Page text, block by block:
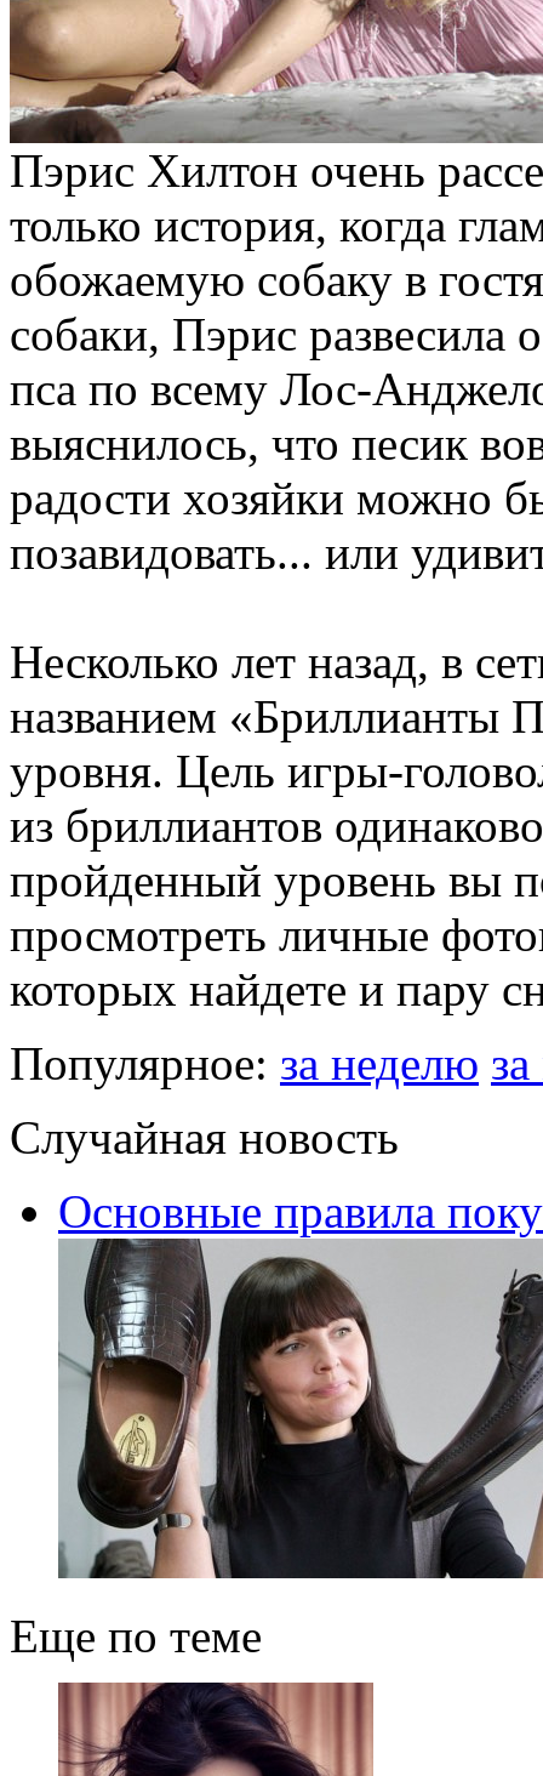
Пэрис Хилтон очень
только история, когда
обожаемую собаку в
собаки, Пэрис развесила
пса по всему Лос-
выяснилось, что песик
радости хозяйки можно
позавидовать... или
Несколько лет назад, в
названием «Бриллианты
уровня. Цель игры-
из бриллиантов
пройденный уровень вы
просмотреть личные
которых найдете и пару
Популярное: за неделю
Случайная новость
Основные правила
Еще по теме